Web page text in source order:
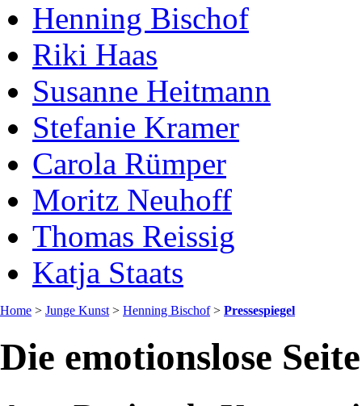
Henning Bischof
Riki Haas
Susanne Heitmann
Stefanie Kramer
Carola Rümper
Moritz Neuhoff
Thomas Reissig
Katja Staats
Home > Junge Kunst > Henning Bischof > Pressespiegel
Die emotionslose